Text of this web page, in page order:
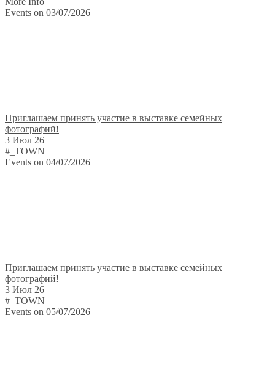
Events on 03/07/2026
Приглашаем принять участие в выставке семейных
фотографий!
3 Июл 26
#_TOWN
Events on 04/07/2026
Приглашаем принять участие в выставке семейных
фотографий!
3 Июл 26
#_TOWN
Events on 05/07/2026